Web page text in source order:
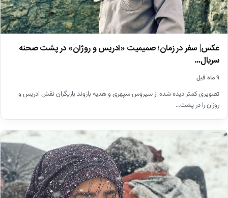
عکس| سفر در زمان؛ صمیمیت «ادریس و روژان» در پشت صحنه
سریال…
۹ ماه قبل
تصویری کمتر دیده شده از سیروس سپهری و هدیه بازوند بازیگران نقش ادریس و
روژان را در پشت…
اخبار